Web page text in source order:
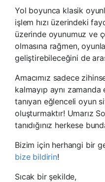
Yol boyunca klasik
işlem hızı üzerindeki
üzerinde oyunumuz ve
olmasına rağmen,
geliştirebileceğini de
Amacımız sadece
kalmayıp aynı
tanıyan eğlenceli oyun
oluşturmaktır! Umarız
tanıdığınız herkese
Bizim için herhangi bir
bize bildirin!
Sıcak bir şekilde,